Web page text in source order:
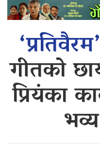
गीतको
प्रियंका